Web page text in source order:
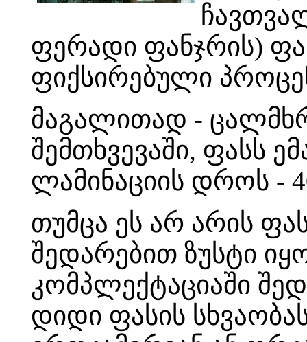
ფერადი ფანჯრის)
ფიქსირებული
მაგალითად -
შემთხვევაში, ფასს
ლამინაციის დროს -
თუმცა ეს არ არის
შედარებით ზუსტი
კომპლექტაციაში
დიდი ფასის